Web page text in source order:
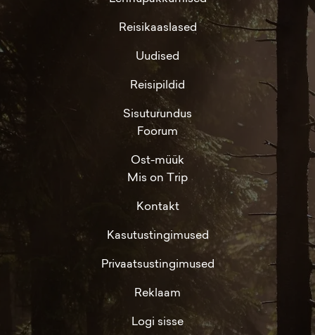
Reisikaaslased
Uudised
Reisipildid
Sisuturundus
Foorum
Ost-müük
Mis on Trip
Kontakt
Kasutustingimused
Privaatsustingimused
Reklaam
Logi sisse